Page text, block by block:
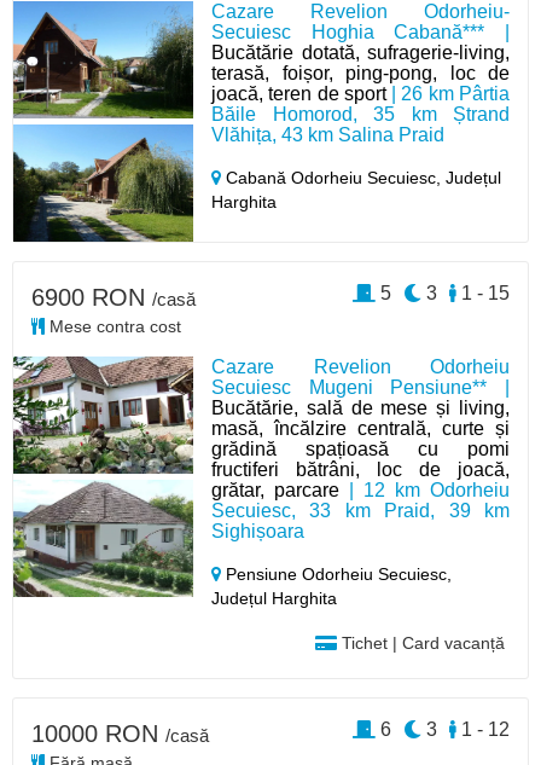
Cazare Revelion Odorheiu-
Secuiesc Hoghia Cabană*** |
Bucătărie dotată, sufragerie-living,
terasă, foișor, ping-pong, loc de
joacă, teren de sport| 26 km Pârtia
Băile Homorod, 35 km Ștrand
Vlăhița, 43 km Salina Praid
Cabană Odorheiu Secuiesc,Județul
Harghita
Cazare Revelion Odorheiu
Secuiesc Mugeni Pensiune** |
Bucătărie, sală de mese și living,
masă, încălzire centrală, curte și
grădină spațioasă cu pomi
fructiferi bătrâni, loc de joacă,
grătar, parcare | 12 km Odorheiu
Secuiesc, 33 km Praid, 39 km
Sighișoara
Pensiune Odorheiu Secuiesc,
Județul Harghita
Tichet | Card vacanță
6900 RON /casă
Mese contra cost
1 - 15
3
5
10000 RON /casă 1 - 12
3
6